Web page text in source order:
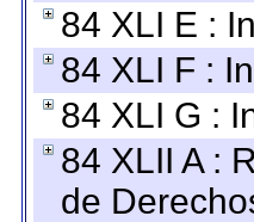
84 XLI E :
84 XLI F :
84 XLI G :
84 XLII A :
de